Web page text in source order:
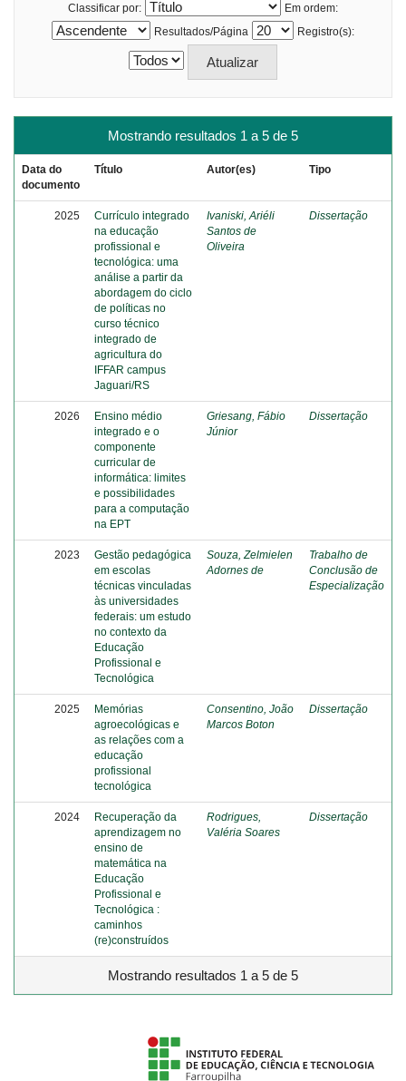
Classificar por:
Em ordem:
Resultados/Página
Registro(s):
Mostrando resultados 1 a 5 de 5
Data do
documento
Título Autor(es) Tipo
2025
Currículo integrado
na educação
profissional e
tecnológica: uma
análise a partir da
abordagem do ciclo
de políticas no
curso técnico
integrado de
agricultura do
IFFAR campus
Jaguari/RS
Ivaniski, Ariéli
Santos de
Oliveira
Dissertação
2026
Ensino médio
integrado e o
componente
curricular de
informática: limites
e possibilidades
para a computação
na EPT
Griesang, Fábio
Júnior
Dissertação
2023
Gestão pedagógica
em escolas
técnicas vinculadas
às universidades
federais: um estudo
no contexto da
Educação
Profissional e
Tecnológica
Souza, Zelmielen
Adornes de
Trabalho de
Conclusão de
Especialização
2025
Memórias
agroecológicas e
as relações com a
educação
profissional
tecnológica
Consentino, João
Marcos Boton
Dissertação
2024
Recuperação da
aprendizagem no
ensino de
matemática na
Educação
Profissional e
Tecnológica :
caminhos
(re)construídos
Rodrigues,
Valéria Soares
Dissertação
Mostrando resultados 1 a 5 de 5